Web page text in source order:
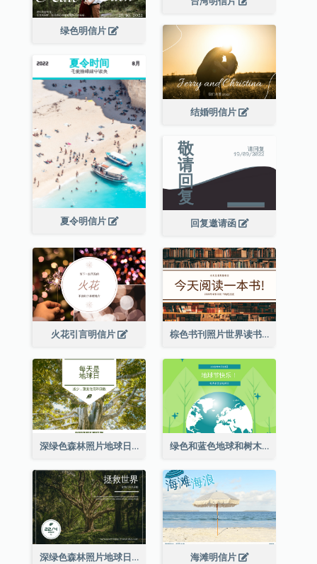
绿色明信片
结婚明信片
夏令明信片 回复邀请函
火花引言明信片 棕色书刊照片世界读书日明信片
深绿色森林照片地球日明信片 绿色和蓝色地球和树木插图地球日明信片
深绿色森林照片地球日明信片 海滩明信片